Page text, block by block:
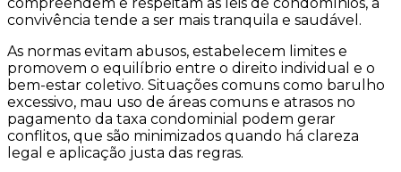
convivência tende a ser mais tranquila e saudável.
As normas evitam abusos, estabelecem limites e
promovem o equilíbrio entre o direito individual e o
bem-estar coletivo. Situações comuns como barulho
excessivo, mau uso de áreas comuns e atrasos no
pagamento da taxa condominial podem gerar
conflitos, que são minimizados quando há clareza
legal e aplicação justa das regras.